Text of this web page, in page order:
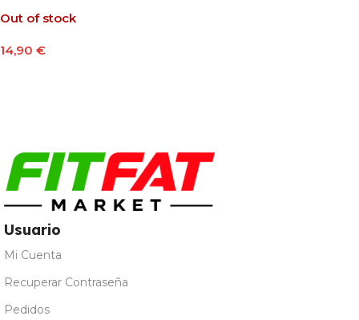
Out of stock
14,90 €
Usuario
Mi Cuenta
Recuperar Contraseña
Pedidos